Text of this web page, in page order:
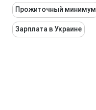
Прожиточный минимум
Зарплата в Украине